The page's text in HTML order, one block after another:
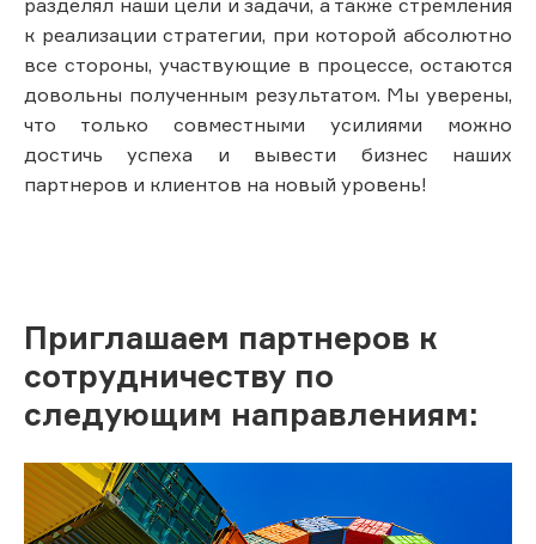
к реализации стратегии, при которой абсолютно
все стороны, участвующие в процессе, остаются
довольны полученным результатом. Мы уверены,
что только совместными усилиями можно
достичь успеха и вывести бизнес наших
партнеров и клиентов на новый уровень!
Приглашаем партнеров к
сотрудничеству по
следующим направлениям: